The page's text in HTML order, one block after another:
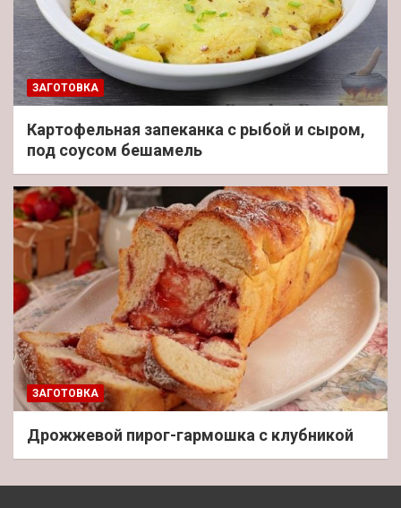
ЗАГОТОВКА
Картофельная запеканка с рыбой и сыром,
под соусом бешамель
ЗАГОТОВКА
Дрожжевой пирог-гармошка с клубникой